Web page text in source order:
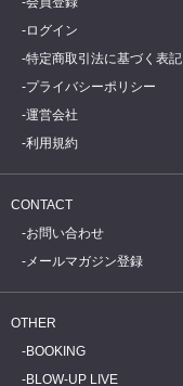
ログイン
特定商取引法に基づく表記
プライバシーポリシー
運営会社
利用規約
CONTACT
お問い合わせ
メールマガジン登録
OTHER
BOOKING
BLOW-UP LIVE